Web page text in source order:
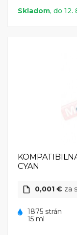
Skladom, do 12.
CYAN
0,001 € za
1875 strán
15 ml